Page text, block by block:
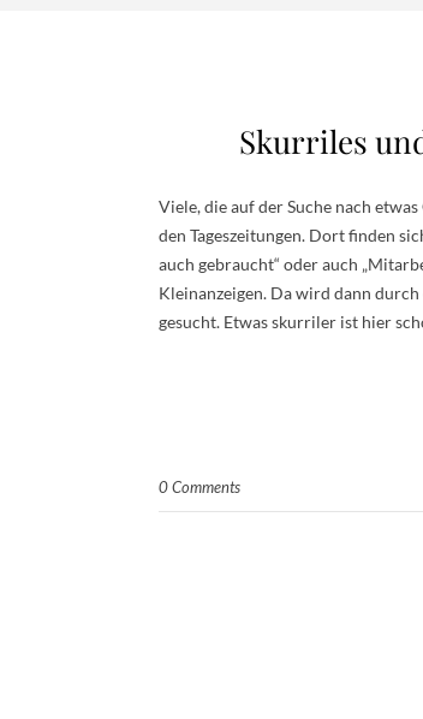
Skurriles
Viele, die auf der Suche nach
den Tageszeitungen. Dort finden
auch gebraucht“ oder auch
Kleinanzeigen. Da wird dann
gesucht. Etwas skurriler ist hier
0 Comments